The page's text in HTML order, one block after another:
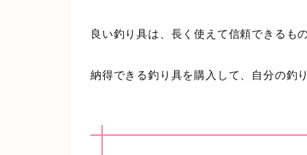
良い釣り具は、長く使えて信頼できるも
納得できる釣り具を購入して、自分の釣